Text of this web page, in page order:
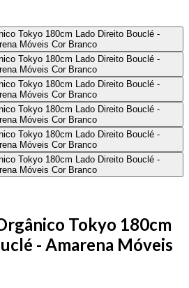
Tokyo 180cm
- Amarena Móveis